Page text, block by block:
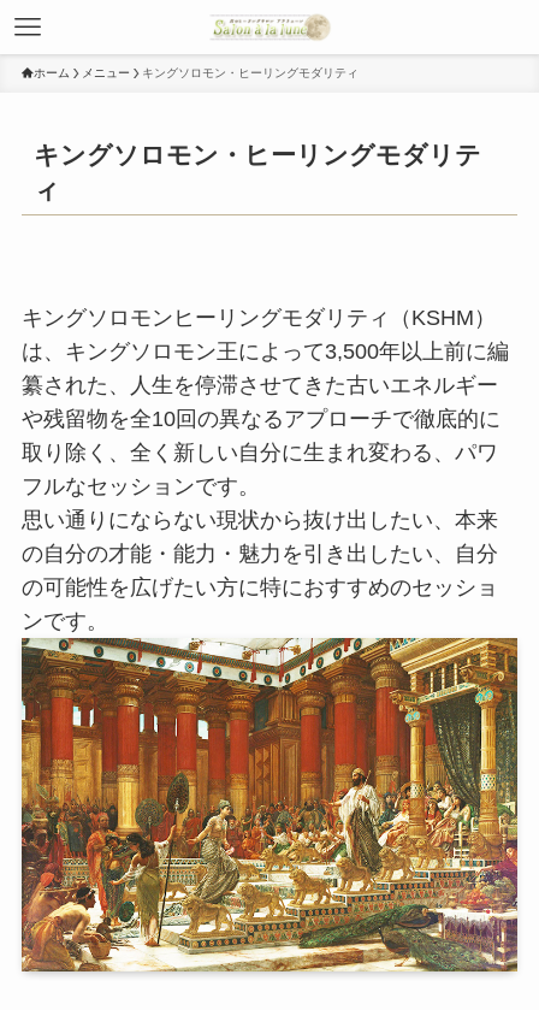
ホーム メニュー キングソロモン・ヒーリングモダリティ
キングソロモン・ヒーリングモダリテ
ィ
キングソロモンヒーリングモダリティ（KSHM）
は、キングソロモン王によって3,500年以上前に編
纂された、人生を停滞させてきた古いエネルギー
や残留物を全10回の異なるアプローチで徹底的に
取り除く、全く新しい自分に生まれ変わる、パワ
フルなセッションです。
思い通りにならない現状から抜け出したい、本来
の自分の才能・能力・魅力を引き出したい、自分
の可能性を広げたい方に特におすすめのセッショ
ンです。